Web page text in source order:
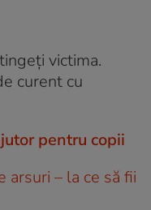
victima.
curent cu
pentru copii
arsuri – la ce să fii